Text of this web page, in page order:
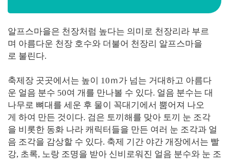
알프스마을은 천장처럼 높다는 의미로 천장리라 부르
며 아름다운 천장 호수와 더불어 천장리 알프스마을
로 불린다.
축제장 곳곳에서는 높이 10ｍ가 넘는 거대하고 아름다
운 얼음 분수 50여 개를 만나볼 수 있다. 얼음 분수는 대
나무로 뼈대를 세운 후 물이 꼭대기에서 뿜어져 나오
게 하여 만든 것이다. 검은 토끼해를 맞아 토끼 눈 조각
을 비롯한 동화 나라 캐릭터들을 만든 여러 눈 조각과 얼
음 조각을 감상할 수 있다. 축제 기간 야간 개장에서는 빨
강, 초록, 노랑 조명을 받아 신비로워진 얼음 분수와 눈 조